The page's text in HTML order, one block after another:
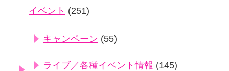
イベント (251)
キャンペーン (55)
ライブ／各種イベント情報 (145)